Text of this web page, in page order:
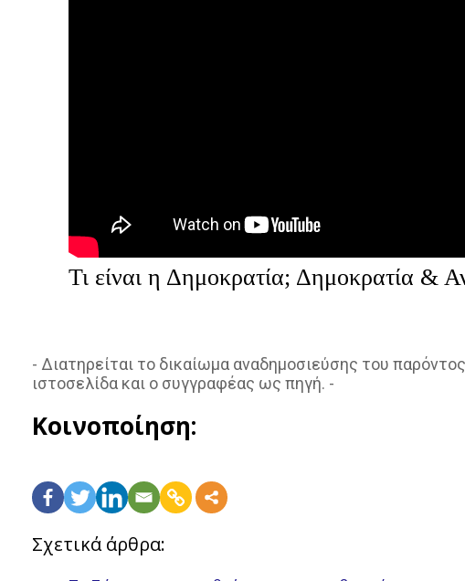
Τι είναι η Δημοκρατία; Δημοκρατία &
- Διατηρείται το δικαίωμα αναδημοσιεύσης του
ιστοσελίδα και ο συγγραφέας ως πηγή. -
Κοινοποίηση:
Σχετικά άρθρα: